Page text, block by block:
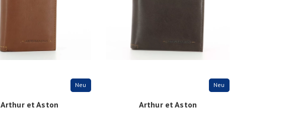
Neu
Arthur et Aston
Neu
Arthur et Aston